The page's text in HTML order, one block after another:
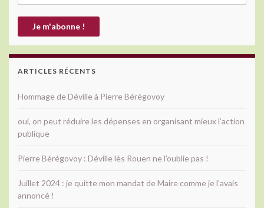
ARTICLES RÉCENTS
Hommage de Déville à Pierre Bérégovoy
oui, on peut réduire les dépenses en organisant mieux l’action
publique
Pierre Bérégovoy : Déville lès Rouen ne l’oublie pas !
Juillet 2024 : je quitte mon mandat de Maire comme je l’avais
annoncé !